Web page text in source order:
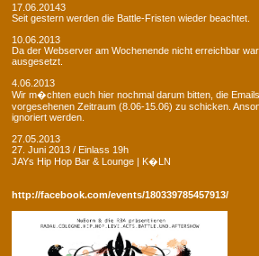
17.06.20143
Seit gestern werden die Battle-Fristen wieder beachtet.
10.06.2013
Da der Webserver am Wochenende nicht erreichbar
ausgesetzt.
4.06.2013
Wir m�chten euch hier nochmal darum bitten, die
vorgesehenen Zeitraum (8.06-15.06) zu schicken.
ignoriert werden.
27.05.2013
27. Juni 2013 / Einlass 19h
JAYs Hip Hop Bar & Lounge | K�LN
http://facebook.com/events/180339785457913/